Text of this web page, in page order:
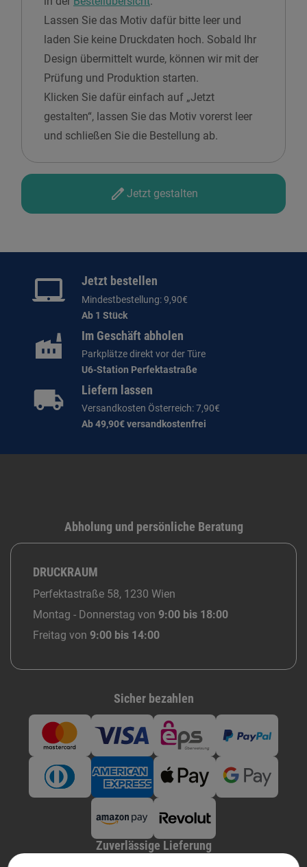
Lassen Sie das Motiv dafür bitte leer und
laden Sie keine Druckdaten hoch. Sobald Ihr
Design übermittelt wurde, können wir mit der
Prüfung und Produktion starten.
Klicken Sie dafür einfach auf „Jetzt
gestalten“, lassen Sie das Motiv vorerst leer
und schließen Sie die Bestellung ab.
Jetzt gestalten
Jetzt bestellen
Mindestbestellung: 9,90€
Ab 1 Stück
Im Geschäft abholen
Parkplätze direkt vor der Türe
U6-Station Perfektastraße
Liefern lassen
Versandkosten Österreich: 7,90€
Ab 49,90€ versandkostenfrei
Abholung und persönliche Beratung
DRUCKRAUM
Perfektastraße 58, 1230 Wien
Montag - Donnerstag von 9:00 bis 18:00
Freitag von 9:00 bis 14:00
Sicher bezahlen
Zuverlässige Lieferung